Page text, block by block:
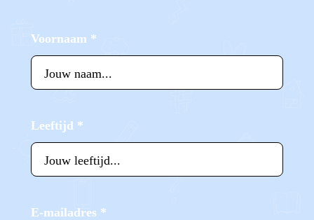
Voornaam *
Leeftijd *
E-mailadres *